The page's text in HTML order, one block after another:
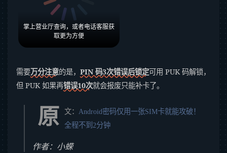
掌上营业厅查询，或者电话客服获
取更为方便
需要万分注意的是， PIN 码3次错误后锁定可用 PUK 码解锁，
但 PUK 如果再错误10次就会报废只能补卡了。
原 文： Android密码仅用一张SIM卡就能攻破！
全程不到2分钟
作者：小蝾